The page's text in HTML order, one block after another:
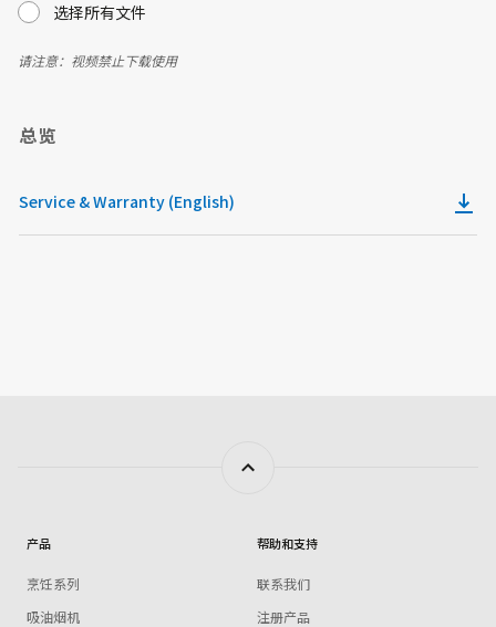
选择所有文件
请注意：视频禁止下载使用
总览
Service & Warranty (English)
产品
烹饪系列
吸油烟机
帮助和支持
联系我们
注册产品